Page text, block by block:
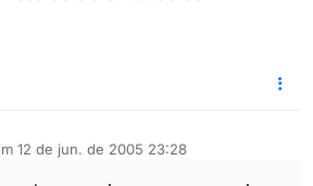
12 de jun. de 2005 23:28
por